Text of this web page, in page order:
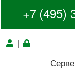
+7 (495)
|